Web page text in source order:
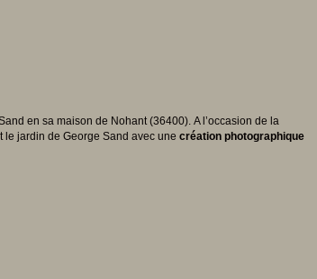
en sa maison de Nohant (36400). A l’occasion de la
le jardin de George Sand avec une création photographique